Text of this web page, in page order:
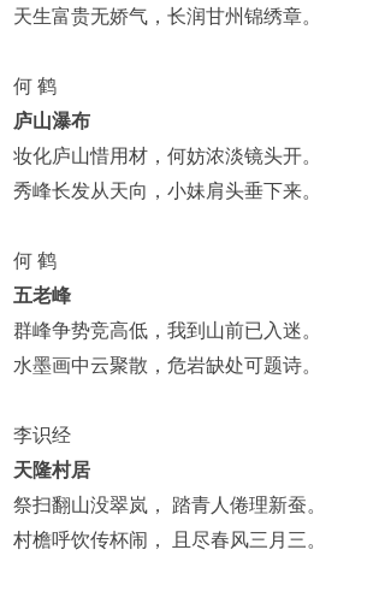
天生富贵无娇气，长润甘州锦绣章。
何 鹤
庐山瀑布
妆化庐山惜用材，何妨浓淡镜头开。
秀峰长发从天向，小妹肩头垂下来。
何 鹤
五老峰
群峰争势竞高低，我到山前已入迷。
水墨画中云聚散，危岩缺处可题诗。
李识经
天隆村居
祭扫翻山没翠岚， 踏青人倦理新蚕。
村檐呼饮传杯闹， 且尽春风三月三。